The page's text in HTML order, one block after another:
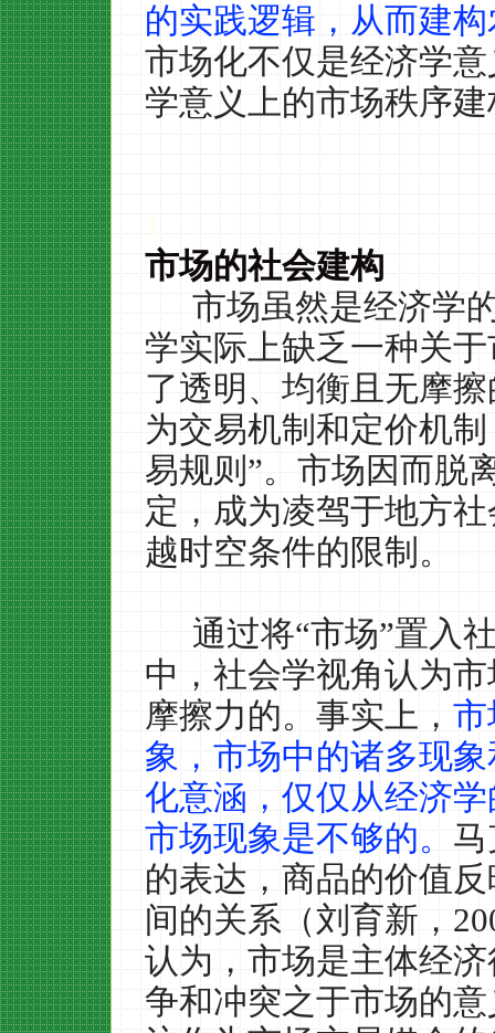
的实践逻辑，从而建
市场化不仅是经济学
学意义上的市场秩序
1
市场的社会建构
市场虽然是经济学
学实际上缺乏一种关
了透明、均衡且无摩
为交易机制和定价机
易规则”。市场因而脱
定，成为凌驾于地方
越时空条件的限制。
通过将“市场”置入
中，社会学视角认为
摩擦力的。事实上，市
象，市场中的诸多现
化意涵，仅仅从经济
市场现象是不够的。
的表达，商品的价值
间的关系（刘育新，
认为，市场是主体经
争和冲突之于市场的